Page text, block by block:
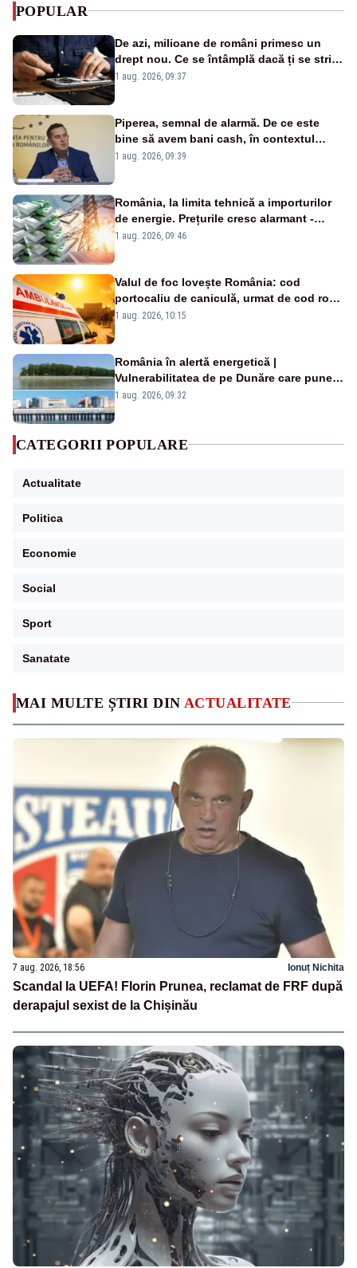
MAI MULTE ȘTIRI DIN ACTUALITATE
7 aug. 2026, 18:56 Ionuț Nichita
Scandal la UEFA! Florin Prunea, reclamat de FRF după
derapajul sexist de la Chișinău
POPULAR
De azi, milioane de români primesc un
drept nou. Ce se întâmplă dacă ți se strică
un produs
1 aug. 2026, 09:37
Piperea, semnal de alarmă. De ce este
bine să avem bani cash, în contextul
alertei energetice?
1 aug. 2026, 09:39
România, la limita tehnică a importurilor
de energie. Prețurile cresc alarmant -
Analiză Realitatea Plus
1 aug. 2026, 09:46
Valul de foc lovește România: cod
portocaliu de caniculă, urmat de cod roșu
duminică. Temperaturile urcă spre 40°C
1 aug. 2026, 10:15
România în alertă energetică |
Vulnerabilitatea de pe Dunăre care pune
în pericol Centrala Cernavodă era
1 aug. 2026, 09:32
CATEGORII POPULARE
Actualitate
Politica
Economie
Social
Sport
Sanatate